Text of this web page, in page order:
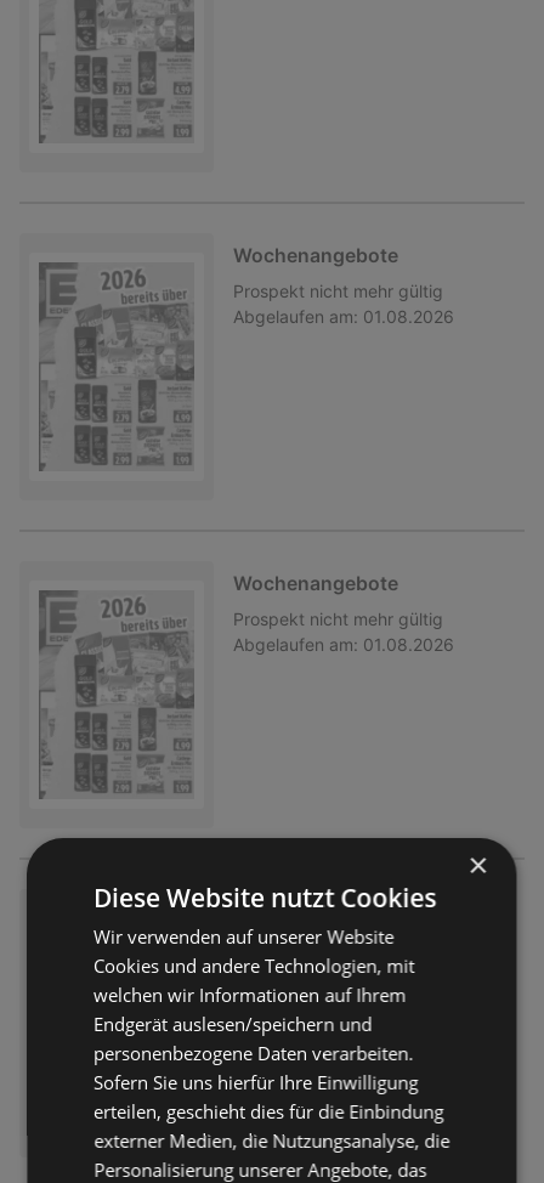
Wochenangebote
Prospekt nicht mehr gültig
Abgelaufen am: 01.08.2026
Wochenangebote
Prospekt nicht mehr gültig
Abgelaufen am: 01.08.2026
Wochenangebote
Prospekt nicht mehr gültig
Abgelaufen am: 01.08.2026
×
Diese Website nutzt Cookies
Wir verwenden auf unserer Website
Cookies und andere Technologien, mit
welchen wir Informationen auf Ihrem
Endgerät auslesen/speichern und
personenbezogene Daten verarbeiten.
Sofern Sie uns hierfür Ihre Einwilligung
erteilen, geschieht dies für die Einbindung
externer Medien, die Nutzungsanalyse, die
Personalisierung unserer Angebote, das